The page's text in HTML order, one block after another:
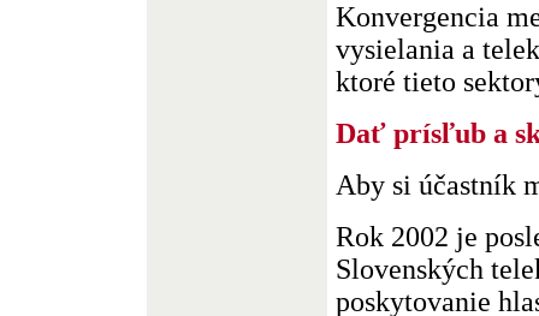
Konvergencia
vysielania a
ktoré tieto
Dať prísľub a
Aby si účastník
Rok 2002 je
Slovenských
poskytovanie